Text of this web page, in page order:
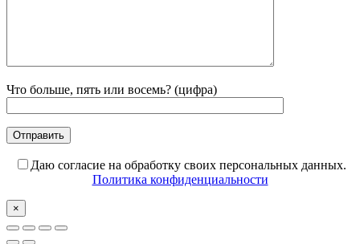
Что больше, пять или восемь? (цифра)
Даю согласие на обработку своих персональных данных.
Политика конфиденциальности
×